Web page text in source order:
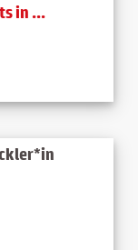
in ...